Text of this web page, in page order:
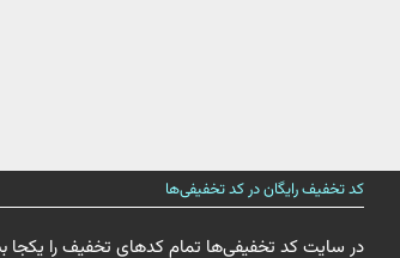
کد تخفیف رایگان در کد تخفیفی‌ها
در سایت کد تخفیفی‌ها تمام کدهای تخفیف را یکجا